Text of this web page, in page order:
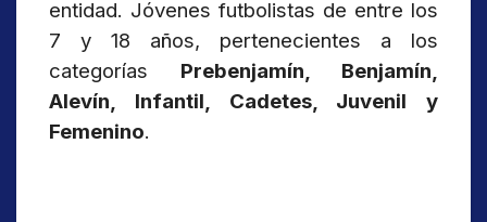
entidad. Jóvenes futbolistas de entre los
7 y 18 años, pertenecientes a los
categorías Prebenjamín, Benjamín,
Alevín, Infantil, Cadetes, Juvenil y
Femenino.